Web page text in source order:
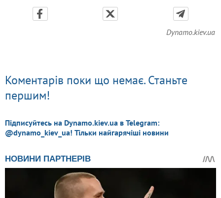
Dynamo.kiev.ua
Коментарів поки що немає. Станьте
першим!
Підписуйтесь на Dynamo.kiev.ua в Telegram:
@dynamo_kiev_ua! Тільки найгарячіші новини